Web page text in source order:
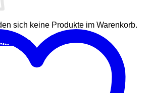
sich keine Produkte im Warenkorb.
Shop